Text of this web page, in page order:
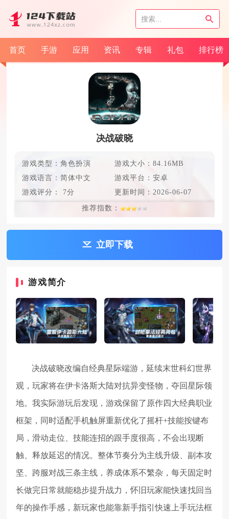
首页 手游 应用 资讯 专辑 礼包 排行榜
决战破晓
游戏类型：角色扮演
游戏大小：84.16MB
游戏语言： 简体中文
游戏平台：安卓
游戏评分： 7分 更新时间： 2026-06-07
推荐指数：
立即下载
游戏简介
决战破晓改编自经典星际端游，延续末世科幻世界
观，玩家将在伊卡洛斯大陆对抗异变怪物，夺回星际领
地。我实际游玩后发现，游戏保留了原作四大经典职业
框架，同时适配手机触屏重新优化了摇杆+技能按键布
局，滑动走位、技能连招的跟手度很高，不会出现断
触、释放延迟的情况。整体节奏分为主线升级、副本攻
坚、跨服对战三条主线，养成体系不繁杂，每天固定时
长做完日常就能稳步提升战力，怀旧玩家能快速找回当
年的操作手感，新玩家也能靠新手指引快速上手玩法框